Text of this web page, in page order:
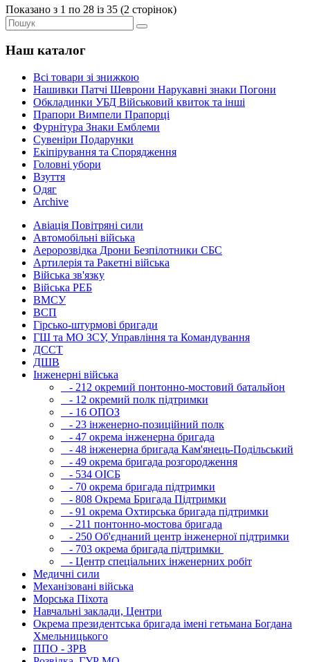
Показано з 1 по 28 із 35 (2 сторінок)
Наш каталог
Всі товари зі знижкою
Нашивки Патчі Шеврони Нарукавні знаки Погони
Обкладинки УБД Військовий квиток та інші
Прапори Вимпели Прапорці
Фурнітура Знаки Емблеми
Сувеніри Подарунки
Екіпірування та Спорядження
Головні убори
Взуття
Одяг
Archive
Авіація Повітряні сили
Автомобільні війська
Аеророзвідка Дрони Безпілотники СБС
Артилерія та Ракетні війська
Війська зв'язку
Війська РЕБ
ВМСУ
ВСП
Гірсько-штурмові бригади
ГШ та МО ЗСУ, Управління та Командування
ДССТ
ДШВ
Інженерні війська
- 212 окремий понтонно-мостовий батальйон
- 12 окремий полк підтримки
- 16 ОПОЗ
- 23 інженерно-позиційний полк
- 47 окрема інженерна бригада
- 48 інженерна бригада Кам'янець-Подільський
- 49 окрема бригада розгородження
- 534 ОІСБ
- 70 окрема бригада підтримки
- 808 Окрема Бригада Підтримки
- 91 окрема Охтирська бригада підтримки
- 211 понтонно-мостова бригада
- 250 Об'єднаний центр інженерної підтримки
- 703 окрема бригада підтримки
- Центр спеціальних інженерних робіт
Медичні сили
Механізовані війська
Морська Піхота
Навчальні заклади, Центри
Окрема президентська бригада імені гетьмана Богдана
Хмельницького
ППО - ЗРВ